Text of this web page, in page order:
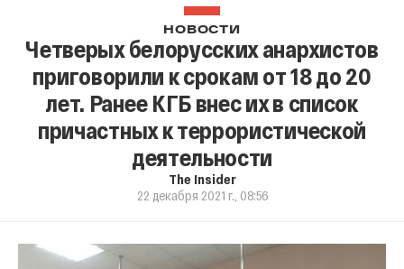
НОВОСТИ
Четверых белорусских анархистов
приговорили к срокам от 18 до 20
лет. Ранее КГБ внес их в список
причастных к террористической
деятельности
The Insider
22 декабря 2021 г., 08:56